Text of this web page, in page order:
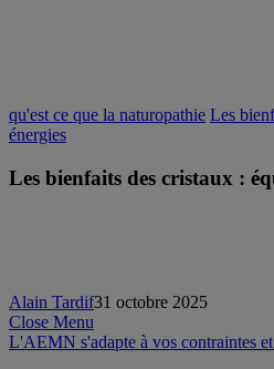
qu'est ce que la naturopathie Les
énergies
Les bienfaits des cristaux :
Alain Tardif31 octobre 2025
Close Menu
L'AEMN s'adapte à vos contraintes